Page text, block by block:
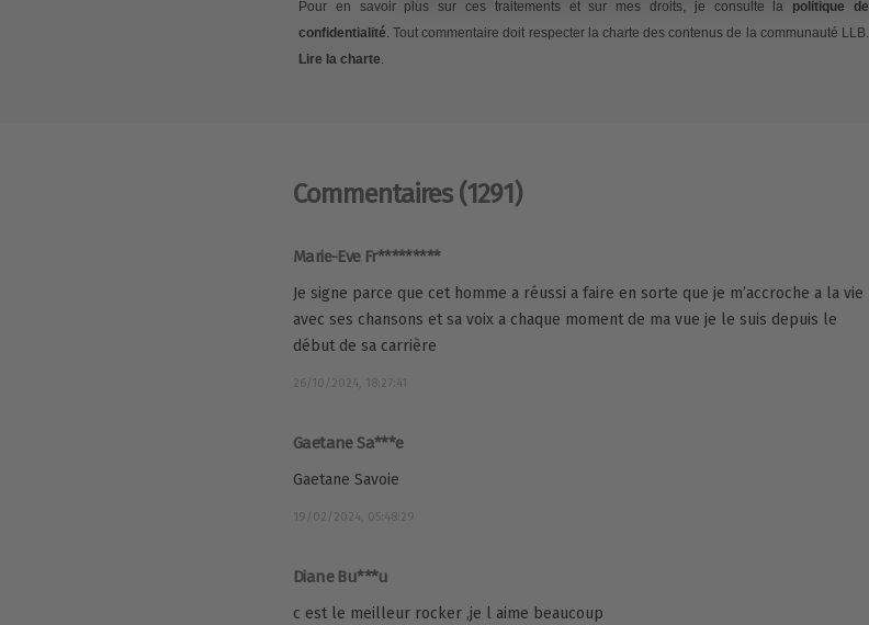
Pour en savoir plus sur ces traitements et sur mes droits, je consulte la politique de
confidentialité. Tout commentaire doit respecter la charte des contenus de la communauté LLB.
Lire la charte.
Commentaires (1291)
Marie-Eve Fr*********
Je signe parce que cet homme a réussi a faire en sorte que je m’accroche a la vie
avec ses chansons et sa voix a chaque moment de ma vue je le suis depuis le
début de sa carrière
26/10/2024, 18:27:41
Gaetane Sa***e
Gaetane Savoie
19/02/2024, 05:48:29
Diane Bu***u
c est le meilleur rocker ,je l aime beaucoup